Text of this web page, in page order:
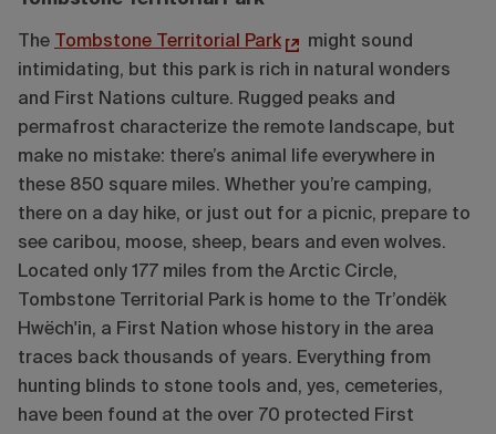
The Tombstone Territorial Park
might sound
intimidating, but this park is rich in natural wonders
and First Nations culture. Rugged peaks and
permafrost characterize the remote landscape, but
make no mistake: there’s animal life everywhere in
these 850 square miles. Whether you’re camping,
there on a day hike, or just out for a picnic, prepare to
see caribou, moose, sheep, bears and even wolves.
Located only 177 miles from the Arctic Circle,
Tombstone Territorial Park is home to the Tr’ondëk
Hwëch'in, a First Nation whose history in the area
traces back thousands of years. Everything from
hunting blinds to stone tools and, yes, cemeteries,
have been found at the over 70 protected First